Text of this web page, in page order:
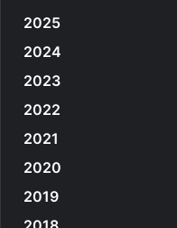
2025
2024
2023
2022
2021
2020
2019